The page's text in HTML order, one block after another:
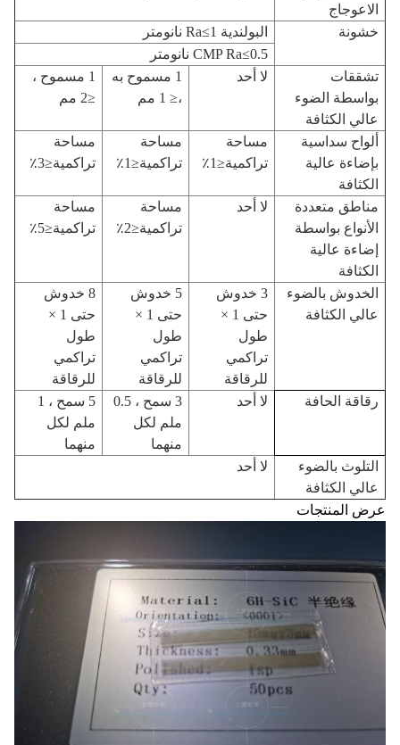
الاعوجاج
خشونة
البولندية Ra≤1 نانومتر
CMP Ra≤0.5 نانومتر
تشققات
بواسطة الضوء
عالي الكثافة
لا أحد
1 مسموح به
،≤ 1 مم
1 مسموح ،
≤2 مم
ألواح سداسية
بإضاءة عالية
الكثافة
مساحة
تراكمية≤1٪
مساحة
تراكمية≤1٪
مساحة
تراكمية≤3٪
مناطق متعددة
الأنواع بواسطة
إضاءة عالية
الكثافة
لا أحد
مساحة
تراكمية≤2٪
مساحة
تراكمية≤5٪
الخدوش بالضوء
عالي الكثافة
3 خدوش
حتى 1 ×
طول
تراكمي
للرقاقة
5 خدوش
حتى 1 ×
طول
تراكمي
للرقاقة
8 خدوش
حتى 1 ×
طول
تراكمي
للرقاقة
رقاقة الحافة
لا أحد
3 سمح ، 0.5
ملم لكل
منهما
5 سمح ، 1
ملم لكل
منهما
التلوث بالضوء
عالي الكثافة
لا أحد
عرض المنتجات